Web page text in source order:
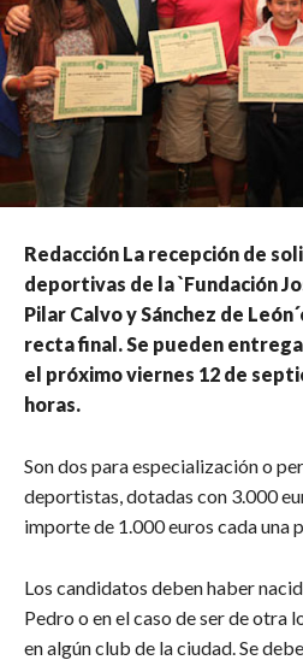
Redacción La recepción de
deportivas de la `Fundación
Pilar Calvo y Sánchez de
recta final. Se pueden
el próximo viernes 12 de
horas.
Son dos para especialización o
deportistas, dotadas con 3.000
importe de 1.000 euros cada una
Los candidatos deben haber
Pedro o en el caso de ser de otra
en algún club de la ciudad. Se